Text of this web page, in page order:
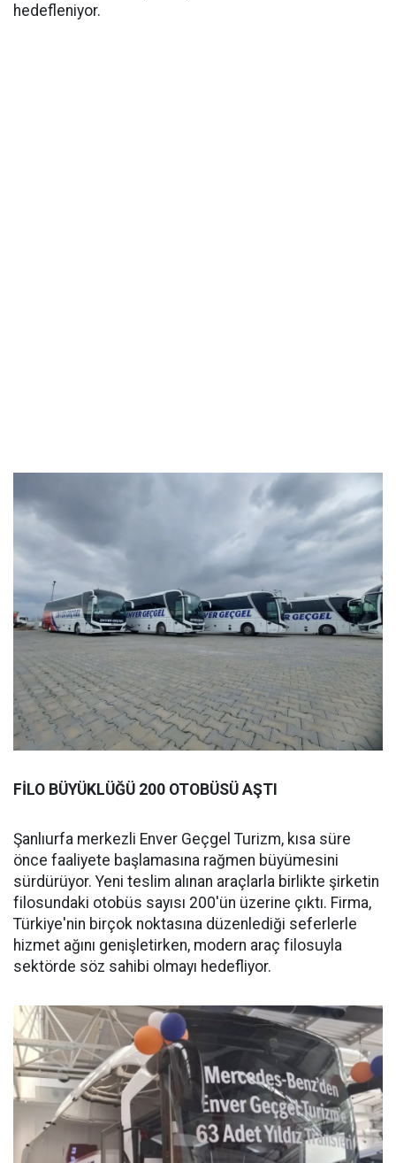
hedefleniyor.
FİLO BÜYÜKLÜĞÜ 200 OTOBÜSÜ AŞTI
Şanlıurfa merkezli Enver Geçgel Turizm, kısa süre
önce faaliyete başlamasına rağmen büyümesini
sürdürüyor. Yeni teslim alınan araçlarla birlikte şirketin
filosundaki otobüs sayısı 200'ün üzerine çıktı. Firma,
Türkiye'nin birçok noktasına düzenlediği seferlerle
hizmet ağını genişletirken, modern araç filosuyla
sektörde söz sahibi olmayı hedefliyor.